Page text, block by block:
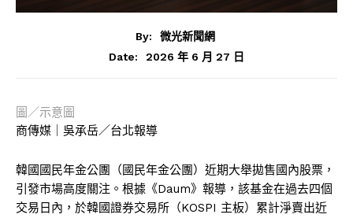
By:
微光新聞網
Date:
2026 年 6 月 27 日
圖／示意圖
商傳媒｜吳承岳／台北報導
韓國國民年金公團（國民年金公團）近期大舉拋售國內股票，
引發市場高度關注。根據《Daum》報導，該基金在過去四個
交易日內，於韓國證券交易所（KOSPI 主板）累計淨賣出近